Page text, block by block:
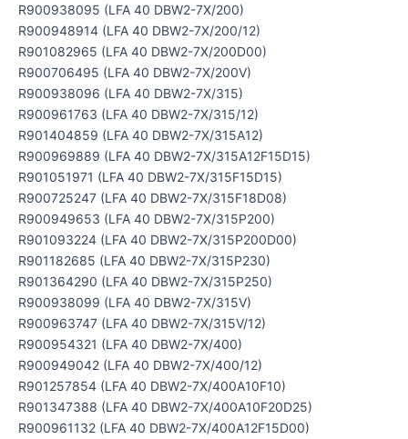
R900938095 (LFA 40 DBW2-7X/200)
R900948914 (LFA 40 DBW2-7X/200/12)
R901082965 (LFA 40 DBW2-7X/200D00)
R900706495 (LFA 40 DBW2-7X/200V)
R900938096 (LFA 40 DBW2-7X/315)
R900961763 (LFA 40 DBW2-7X/315/12)
R901404859 (LFA 40 DBW2-7X/315A12)
R900969889 (LFA 40 DBW2-7X/315A12F15D15)
R901051971 (LFA 40 DBW2-7X/315F15D15)
R900725247 (LFA 40 DBW2-7X/315F18D08)
R900949653 (LFA 40 DBW2-7X/315P200)
R901093224 (LFA 40 DBW2-7X/315P200D00)
R901182685 (LFA 40 DBW2-7X/315P230)
R901364290 (LFA 40 DBW2-7X/315P250)
R900938099 (LFA 40 DBW2-7X/315V)
R900963747 (LFA 40 DBW2-7X/315V/12)
R900954321 (LFA 40 DBW2-7X/400)
R900949042 (LFA 40 DBW2-7X/400/12)
R901257854 (LFA 40 DBW2-7X/400A10F10)
R901347388 (LFA 40 DBW2-7X/400A10F20D25)
R900961132 (LFA 40 DBW2-7X/400A12F15D00)